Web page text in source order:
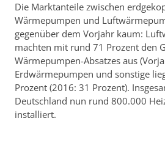
Die Marktanteile zwischen
Wärmepumpen und
gegenüber dem Vorjahr kaum:
machten mit rund 71 Prozent den
Wärmepumpen-Absatzes aus
Erdwärmepumpen und sonstige
Prozent (2016: 31 Prozent).
Deutschland nun rund 800.000
installiert.